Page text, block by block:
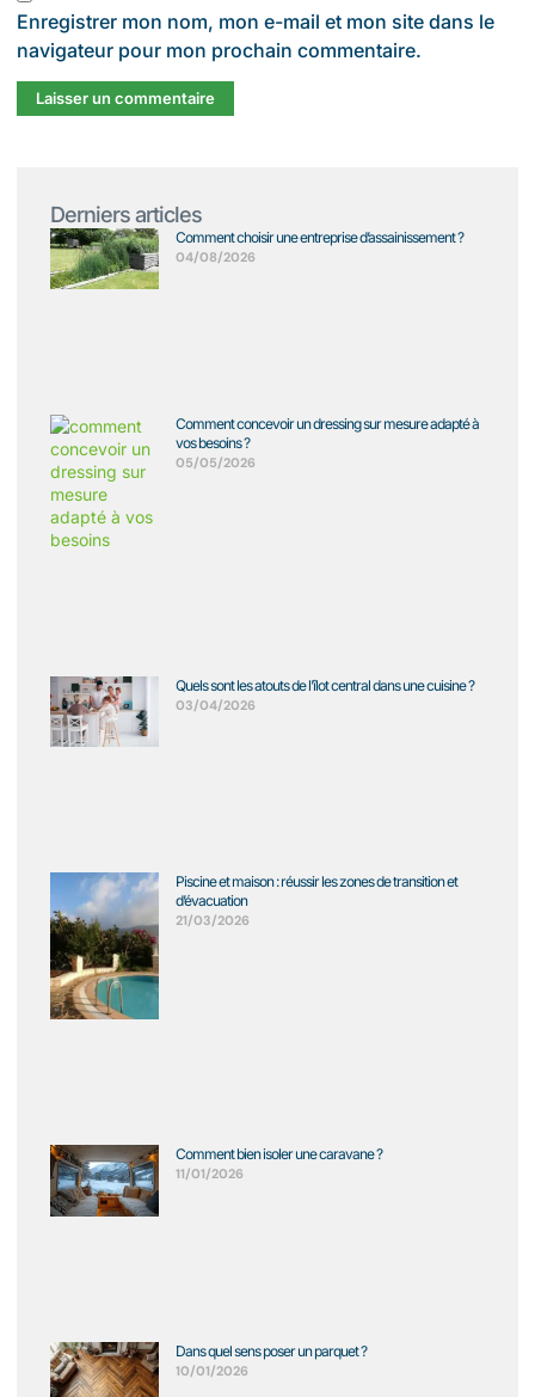
Enregistrer mon nom, mon e-mail et mon site dans le
navigateur pour mon prochain commentaire.
Derniers articles
Comment choisir une entreprise d’assainissement ?
04/08/2026
Comment concevoir un dressing sur mesure adapté à
vos besoins ?
05/05/2026
Quels sont les atouts de l’îlot central dans une cuisine ?
03/04/2026
Piscine et maison : réussir les zones de transition et
d’évacuation
21/03/2026
Comment bien isoler une caravane ?
11/01/2026
Dans quel sens poser un parquet ?
10/01/2026